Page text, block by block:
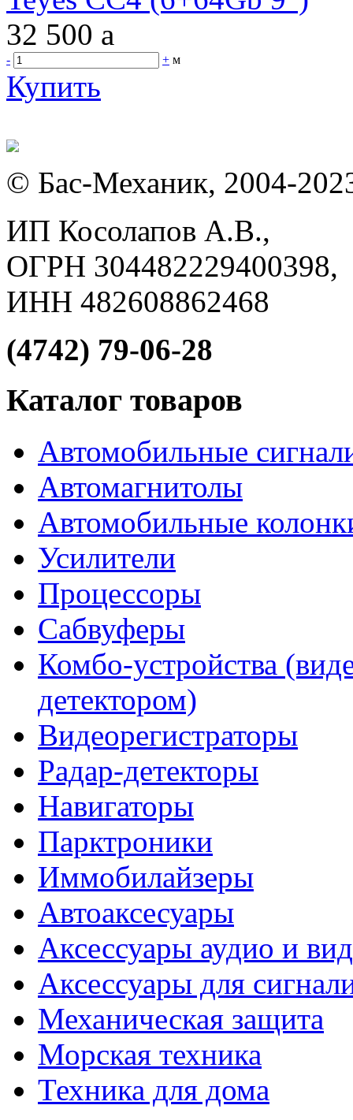
32 500 a
- + м
Купить
© Бас-Механик, 2004-
ИП Косолапов А.В.,
ОГРН 304482229400398,
ИНН 482608862468
(4742) 79-06-28
Каталог товаров
Автомобильные
Автомагнитолы
Автомобильные
Усилители
Процессоры
Сабвуферы
Комбо-устройства
детектором)
Видеорегистраторы
Радар-детекторы
Навигаторы
Парктроники
Иммобилайзеры
Автоаксесуары
Аксессуары аудио и
Аксессуары для
Механическая защита
Морская техника
Техника для дома